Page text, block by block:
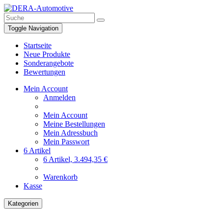
Toggle Navigation
Startseite
Neue Produkte
Sonderangebote
Bewertungen
Mein Account
Anmelden
Mein Account
Meine Bestellungen
Mein Adressbuch
Mein Passwort
6 Artikel
6 Artikel, 3.494,35 €
Warenkorb
Kasse
Kategorien